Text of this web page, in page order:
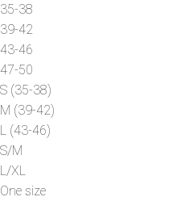
35-38
39-42
43-46
47-50
S (35-38)
Μ (39-42)
L (43-46)
S/M
L/XL
One size